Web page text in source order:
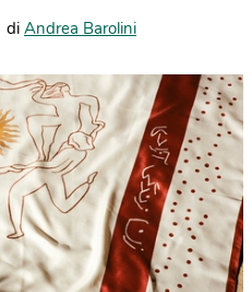
di Andrea Barolini